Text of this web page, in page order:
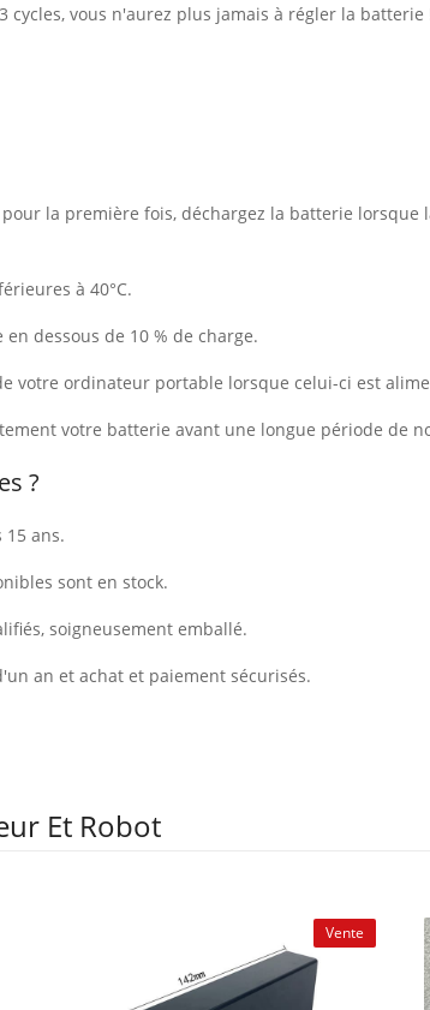
cycles, vous n'aurez plus jamais à régler la batterie
la première fois, déchargez la batterie lorsque
à 40°C.
dessous de 10 % de charge.
ordinateur portable lorsque celui-ci est
votre batterie avant une longue période de
?
ans.
sont en stock.
soigneusement emballé.
an et achat et paiement sécurisés.
Et Robot
Vente